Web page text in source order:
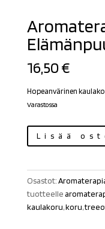
16,50€
Hopeanvärinen
Varastossa
Aromaterapiakoru
Elämänpuu
Lisää
Osastot:
tuotteelle
kaulakoru,koru,